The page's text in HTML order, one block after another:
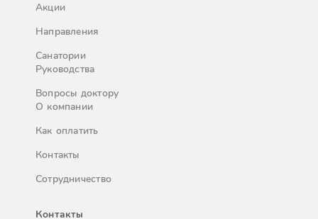
Акции
Направления
Санатории
Руководства
Вопросы доктору
О компании
Как оплатить
Контакты
Сотрудничество
Контакты